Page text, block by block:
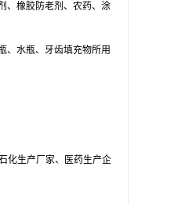
、橡胶防老剂、农药、涂
、水瓶、牙齿填充物所用
化生产厂家、医药生产企